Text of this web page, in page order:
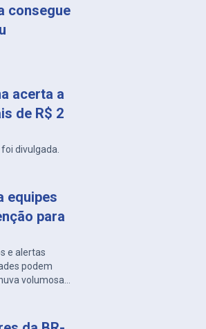
consegue
acerta a
de R$ 2
divulgada.
equipes
para
e alertas
podem
volumosa